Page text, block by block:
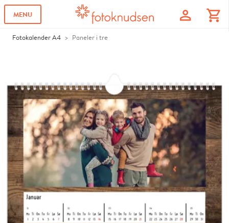
MENU profile shopping_cart
Fotokalender A4 Paneler i tre